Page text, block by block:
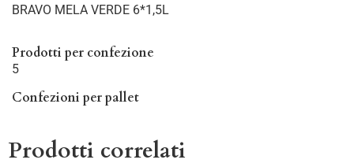
BRAVO MELA VERDE 6*1,5L
Prodotti per confezione
5
Confezioni per pallet
Prodotti correlati